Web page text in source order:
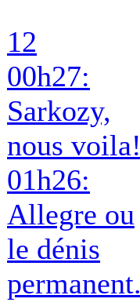
12
00h27:
Sarkozy,
nous voila!
01h26:
Allegre ou
le dénis
permanent.